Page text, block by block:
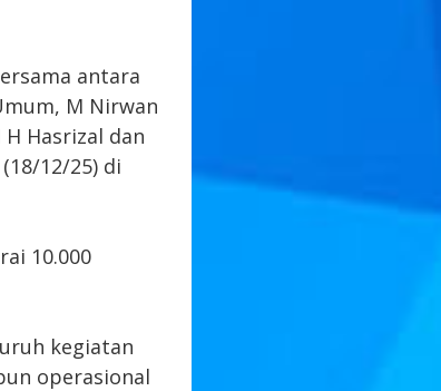
antara
M Nirwan
Hasrizal dan
12/25) di
10.000
kegiatan
operasional